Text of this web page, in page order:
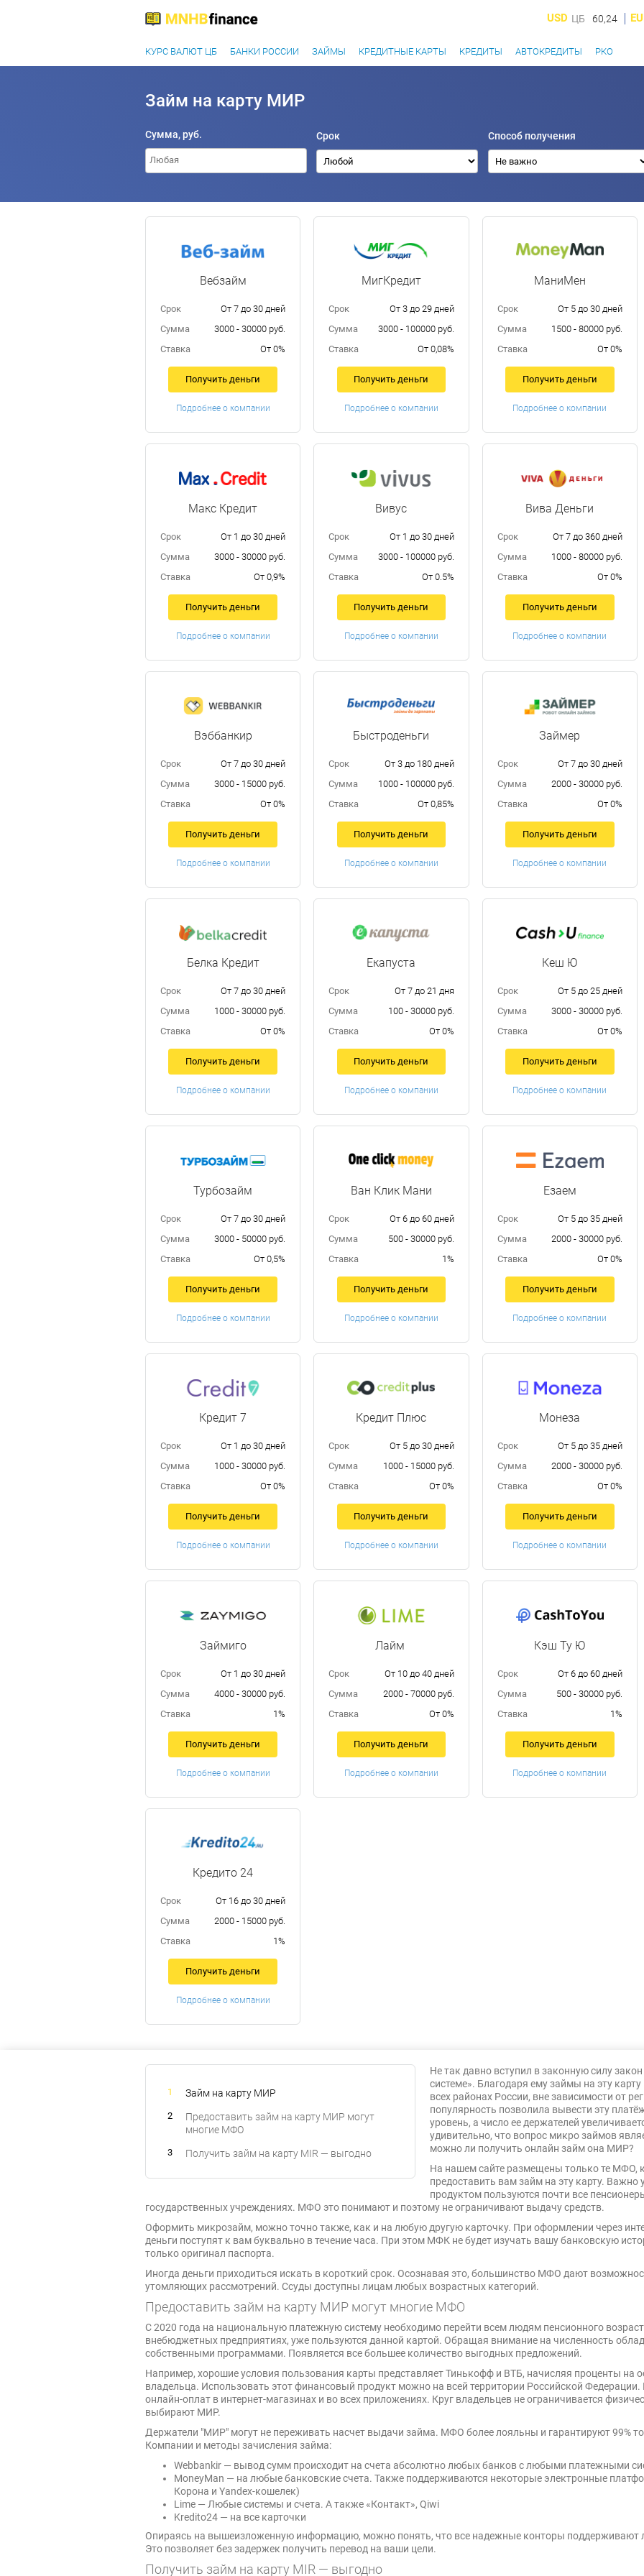
USD ЦБ 60,24
КУРС ВАЛЮТ ЦБ БАНКИ РОССИИ ЗАЙМЫ КРЕДИТНЫЕ КАРТЫ КРЕДИТЫ АВТОКРЕДИТЫ РКО
Займ на карту МИР
Сумма, руб. Срок Способ получения
Вебзайм
Срок
От 7 до 30 дней
Сумма
3000 - 30000 руб.
Ставка
От 0%
Получить деньги
Подробнее о компании
МигКредит
Срок
От 3 до 29 дней
Сумма
3000 - 100000 руб.
Ставка
От 0,08%
Получить деньги
Подробнее о компании
МаниМен
Срок
От 5 до 30 дней
Сумма
1500 - 80000 руб.
Ставка
От 0%
Получить деньги
Подробнее о компании
Макс Кредит
Срок
От 1 до 30 дней
Сумма
3000 - 30000 руб.
Ставка
От 0,9%
Получить деньги
Подробнее о компании
Вивус
Срок
От 1 до 30 дней
Сумма
3000 - 100000 руб.
Ставка
От 0.5%
Получить деньги
Подробнее о компании
Вива Деньги
Срок
От 7 до 360 дней
Сумма
1000 - 80000 руб.
Ставка
От 0%
Получить деньги
Подробнее о компании
Вэббанкир
Срок
От 7 до 30 дней
Сумма
3000 - 15000 руб.
Ставка
От 0%
Получить деньги
Подробнее о компании
Быстроденьги
Срок
От 3 до 180 дней
Сумма
1000 - 100000 руб.
Ставка
От 0,85%
Получить деньги
Подробнее о компании
Займер
Срок
От 7 до 30 дней
Сумма
2000 - 30000 руб.
Ставка
От 0%
Получить деньги
Подробнее о компании
Белка Кредит
Срок
От 7 до 30 дней
Сумма
1000 - 30000 руб.
Ставка
От 0%
Получить деньги
Подробнее о компании
Екапуста
Срок
От 7 до 21 дня
Сумма
100 - 30000 руб.
Ставка
От 0%
Получить деньги
Подробнее о компании
Кеш Ю
Срок
От 5 до 25 дней
Сумма
3000 - 30000 руб.
Ставка
От 0%
Получить деньги
Подробнее о компании
Турбозайм
Срок
От 7 до 30 дней
Сумма
3000 - 50000 руб.
Ставка
От 0,5%
Получить деньги
Подробнее о компании
Ван Клик Мани
Срок
От 6 до 60 дней
Сумма
500 - 30000 руб.
Ставка
1%
Получить деньги
Подробнее о компании
Езаем
Срок
От 5 до 35 дней
Сумма
2000 - 30000 руб.
Ставка
От 0%
Получить деньги
Подробнее о компании
Кредит 7
Срок
От 1 до 30 дней
Сумма
1000 - 30000 руб.
Ставка
От 0%
Получить деньги
Подробнее о компании
Кредит Плюс
Срок
От 5 до 30 дней
Сумма
1000 - 15000 руб.
Ставка
От 0%
Получить деньги
Подробнее о компании
Монеза
Срок
От 5 до 35 дней
Сумма
2000 - 30000 руб.
Ставка
От 0%
Получить деньги
Подробнее о компании
Займиго
Срок
От 1 до 30 дней
Сумма
4000 - 30000 руб.
Ставка
1%
Получить деньги
Подробнее о компании
Лайм
Срок
От 10 до 40 дней
Сумма
2000 - 70000 руб.
Ставка
От 0%
Получить деньги
Подробнее о компании
Кэш Ту Ю
Срок
От 6 до 60 дней
Сумма
500 - 30000 руб.
Ставка
1%
Получить деньги
Подробнее о компании
Кредито 24
Срок
От 16 до 30 дней
Сумма
2000 - 15000 руб.
Ставка
1%
Получить деньги
Подробнее о компании
Займ на карту МИР
Предоставить займ на карту МИР могут
многие МФО
Получить займ на карту MIR — выгодно
Не так давно вступил в законную силу
системе». Благодаря ему займы на эту
всех районах России, вне зависимости от
популярность позволила вывести эту
уровень, а число ее держателей
удивительно, что вопрос микро займов
можно ли получить онлайн займ она МИР?
На нашем сайте размещены только те МФО,
предоставить вам займ на эту карту.
продуктом пользуются почти все
государственных учреждениях. МФО это понимают и поэтому не ограничивают выдачу средств.
Оформить микрозайм, можно точно также, как и на любую другую карточку. При оформлении через
деньги поступят к вам буквально в течение часа. При этом МФК не будет изучать вашу банковскую
только оригинал паспорта.
Иногда деньги приходиться искать в короткий срок. Осознавая это, большинство МФО дают
утомляющих рассмотрений. Ссуды доступны лицам любых возрастных категорий.
Предоставить займ на карту МИР могут многие МФО
С 2020 года на национальную платежную систему необходимо перейти всем людям пенсионного
внебюджетных предприятиях, уже пользуются данной картой. Обращая внимание на численность
собственными программами. Появляется все большее количество выгодных предложений.
Например, хорошие условия пользования карты представляет Тинькофф и ВТБ, начисляя проценты на
владельца. Использовать этот финансовый продукт можно на всей территории Российской
онлайн-оплат в интернет-магазинах и во всех приложениях. Круг владельцев не ограничивается
выбирают МИР.
Держатели "МИР" могут не переживать насчет выдачи займа. МФО более лояльны и гарантируют 99%
Компании и методы зачисления займа:
Webbankir — вывод сумм происходит на счета абсолютно любых банков с любыми платежными
MoneyMan — на любые банковские счета. Также поддерживаются некоторые электронные
Корона и Yandex-кошелек)
Lime — Любые системы и счета. А также «Контакт», Qiwi
Kredito24 — на все карточки
Опираясь на вышеизложенную информацию, можно понять, что все надежные конторы поддерживают
Это позволяет без задержек получить перевод на ваши цели.
Получить займ на карту MIR — выгодно